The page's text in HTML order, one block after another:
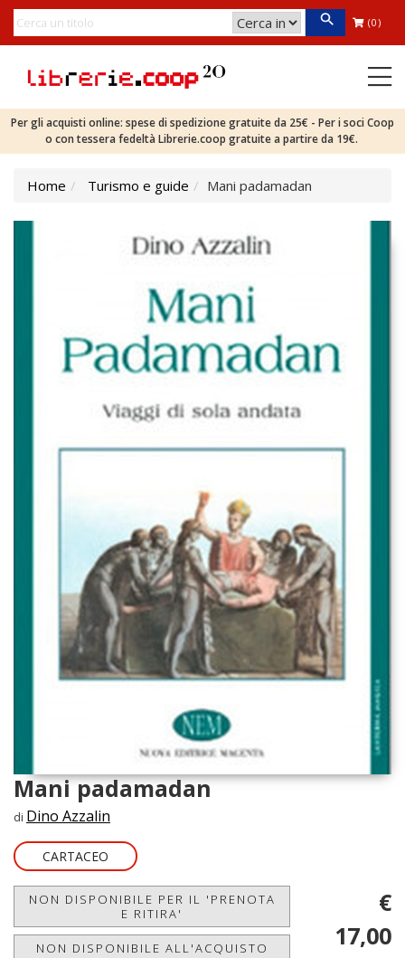
(0)
Per gli acquisti online: spese di spedizione gratuite da 25€ - Per i soci Coop
o con tessera fedeltà Librerie.coop gratuite a partire da 19€.
Home Turismo e guide Mani padamadan
Mani padamadan
di Dino Azzalin
CARTACEO
NON DISPONIBILE PER IL 'PRENOTA
E RITIRA'
NON DISPONIBILE ALL'ACQUISTO
€
17,00